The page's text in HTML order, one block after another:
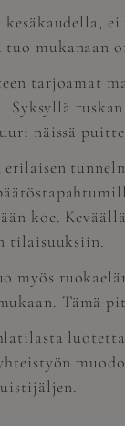
mukanaan
tarjoamat
näissä
koe.
tilaisuuksiin.
myös
Tämä